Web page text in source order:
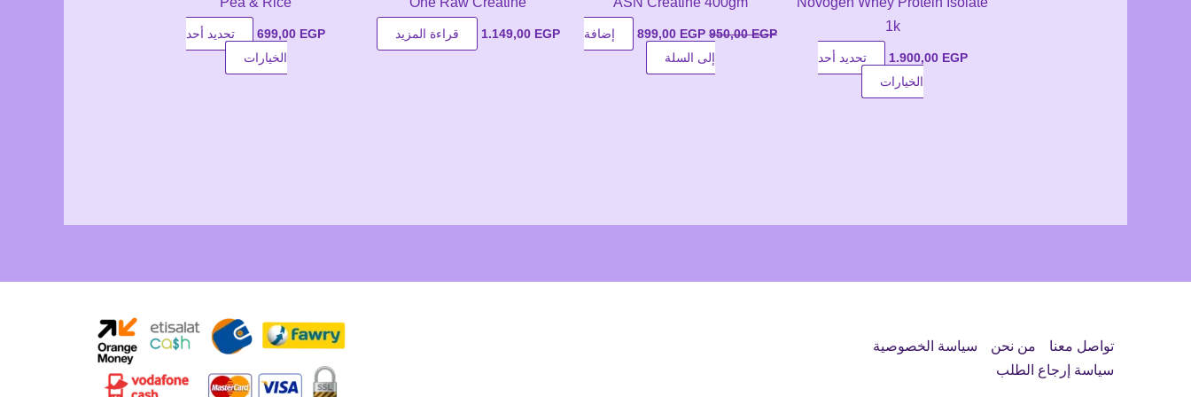
1k
1.900,00 EGP
تحديد أحد
الخيارات
المنتج.
950,00EGP
السعر
الأصلي
هو:
950,00 EGP.
899,00 EGP
السعر
الحالي
إضافة
إلى السلة
1.149,00 EGP قراءة المزيد 699,00 EGP
تحديد أحد
الخيارات
يمكن
صفحة
المنتج
تواصل معنا من نحن
سياسة الخصوصية
سياسة إرجاع الطلب